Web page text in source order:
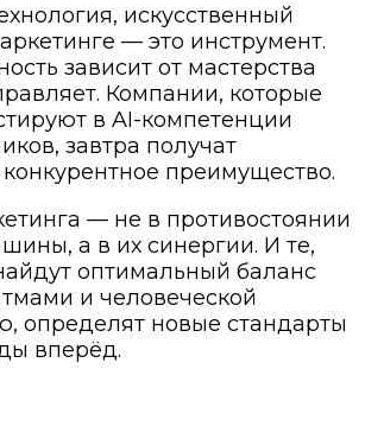
искусственный
— это инструмент.
зависит от мастерства
Компании, которые
в AI-компетенции
завтра получат
преимущество.
— не в противостоянии
а в их синергии. И те,
оптимальный баланс
и человеческой
определят новые стандарты
вперёд.